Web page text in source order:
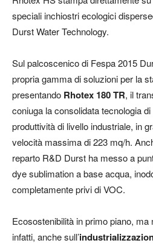
speciali inchiostri ecologici
Durst Water Technology.
Sul palcoscenico di Fespa 2015
propria gamma di soluzioni per la
presentando Rhotex 180 TR, il
coniuga la consolidata tecnologia
produttività di livello industriale, in
velocità massima di 223 mq/h.
reparto R&D Durst ha messo a
dye sublimation a base acqua,
completamente privi di VOC.
Ecosostenibilità in primo piano, ma
infatti, anche sull’